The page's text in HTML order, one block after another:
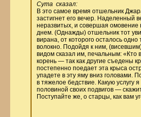
Сута сказал:
В это самое время отшельник
застигнет его вечер. Наделенный
неразвитых, и совершая омовение
днем. (Однажды) отшельник тот
вирана, от которого осталось
волокно. Подойдя к ним,
видом сказал им, печальным:
корень — так как другие съедены
постепенно поедает эта крыса
упадете в эту яму вниз головами.
в тяжелое бедствие. Какую услугу
половиной своих подвигов —
Поступайте же, о старцы, как вам